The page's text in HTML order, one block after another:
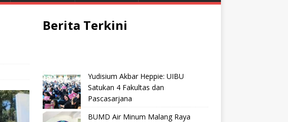
Berita Terkini
Yudisium Akbar Heppie: UIBU
Satukan 4 Fakultas dan
Pascasarjana
BUMD Air Minum Malang Raya